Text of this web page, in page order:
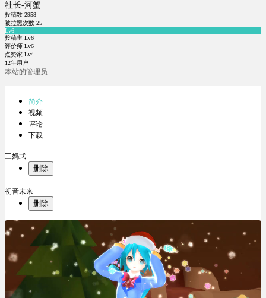
社长-河蟹
投稿数 2958
被拉黑次数 25
Lv6
投稿主 Lv6
评价师 Lv6
点赞家 Lv4
12年用户
本站的管理员
简介
视频
评论
下载
三妈式
删除
初音未来
删除